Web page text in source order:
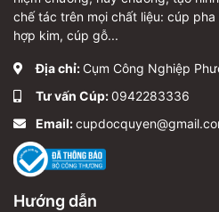
chế tác trên mọi chất liệu: cúp
hợp kim, cúp gỗ...
Địa chỉ: Cụm Công Nghiệp
Tư vấn Cúp:0942283336
Email:
Hướng dẫn